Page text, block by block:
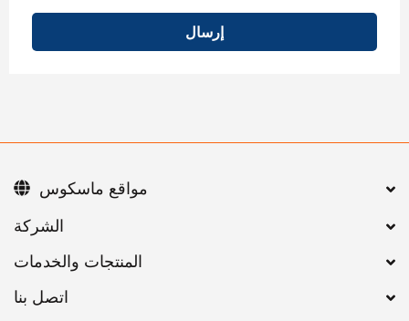
إرسال
اتصل بنا
مواقع ماسكوس